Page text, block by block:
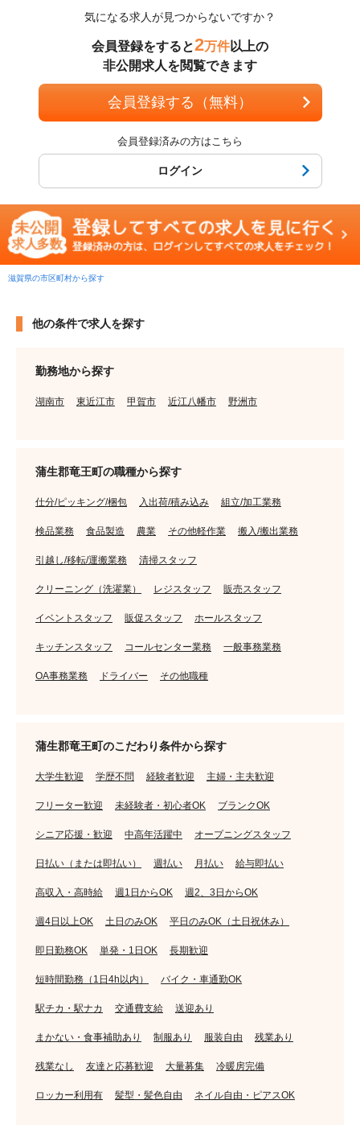
気になる求人が見つからないですか？
会員登録をすると2万件以上の
非公開求人を閲覧できます
会員登録する（無料）
会員登録済みの方はこちら
ログイン
滋賀県の市区町村から探す
他の条件で求人を探す
勤務地から探す
湖南市 東近江市 甲賀市 近江八幡市 野洲市
蒲生郡竜王町の職種から探す
仕分/ピッキング/梱包 入出荷/積み込み 組立/加工業務
検品業務 食品製造 農業 その他軽作業 搬入/搬出業務
引越し/移転/運搬業務 清掃スタッフ
クリーニング（洗濯業） レジスタッフ 販売スタッフ
イベントスタッフ 販促スタッフ ホールスタッフ
キッチンスタッフ コールセンター業務 一般事務業務
OA事務業務 ドライバー その他職種
蒲生郡竜王町のこだわり条件から探す
大学生歓迎 学歴不問 経験者歓迎 主婦・主夫歓迎
フリーター歓迎 未経験者・初心者OK ブランクOK
シニア応援・歓迎 中高年活躍中 オープニングスタッフ
日払い（または即払い） 週払い 月払い 給与即払い
高収入・高時給 週1日からOK 週2、3日からOK
週4日以上OK 土日のみOK 平日のみOK（土日祝休み）
即日勤務OK 単発・1日OK 長期歓迎
短時間勤務（1日4h以内） バイク・車通勤OK
駅チカ・駅ナカ 交通費支給 送迎あり
まかない・食事補助あり 制服あり 服装自由 残業あり
残業なし 友達と応募歓迎 大量募集 冷暖房完備
ロッカー利用有 髪型・髪色自由 ネイル自由・ピアスOK